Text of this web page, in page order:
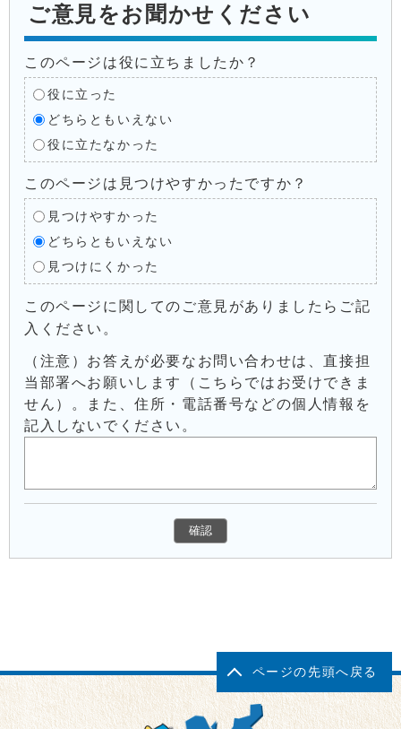
ご意見をお聞かせください
このページは役に立ちましたか？
役に立った
どちらともいえない
役に立たなかった
このページは見つけやすかったですか？
見つけやすかった
どちらともいえない
見つけにくかった
このページに関してのご意見がありましたらご記
入ください。
（注意）お答えが必要なお問い合わせは、直接担
当部署へお願いします（こちらではお受けできま
せん）。また、住所・電話番号などの個人情報を
記入しないでください。
ページの先頭へ戻る